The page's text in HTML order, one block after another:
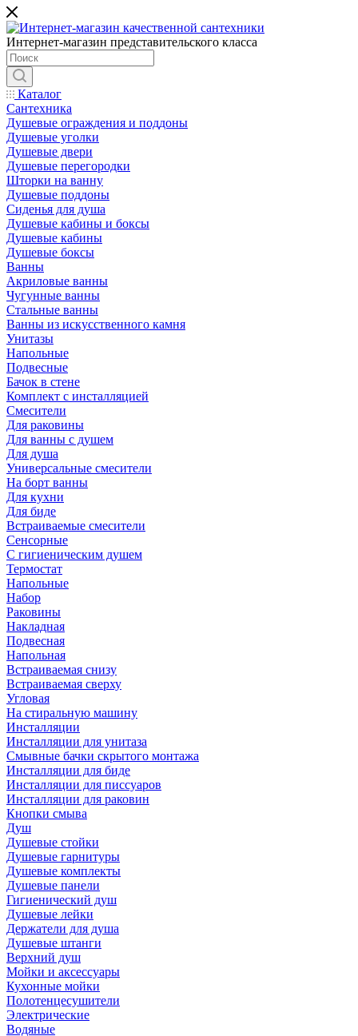
Интернет-магазин представительского класса
Каталог
Сантехника
Душевые ограждения и поддоны
Душевые уголки
Душевые двери
Душевые перегородки
Шторки на ванну
Душевые поддоны
Сиденья для душа
Душевые кабины и боксы
Душевые кабины
Душевые боксы
Ванны
Акриловые ванны
Чугунные ванны
Стальные ванны
Ванны из искусственного камня
Унитазы
Напольные
Подвесные
Бачок в стене
Комплект с инсталляцией
Смесители
Для раковины
Для ванны с душем
Для душа
Универсальные смесители
На борт ванны
Для кухни
Для биде
Встраиваемые смесители
Сенсорные
С гигиеническим душем
Термостат
Напольные
Набор
Раковины
Накладная
Подвесная
Напольная
Встраиваемая снизу
Встраиваемая сверху
Угловая
На стиральную машину
Инсталляции
Инсталляции для унитаза
Смывные бачки скрытого монтажа
Инсталляции для биде
Инсталляции для писсуаров
Инсталляции для раковин
Кнопки смыва
Душ
Душевые стойки
Душевые гарнитуры
Душевые комплекты
Душевые панели
Гигиенический душ
Душевые лейки
Держатели для душа
Душевые штанги
Верхний душ
Мойки и аксессуары
Кухонные мойки
Полотенцесушители
Электрические
Водяные